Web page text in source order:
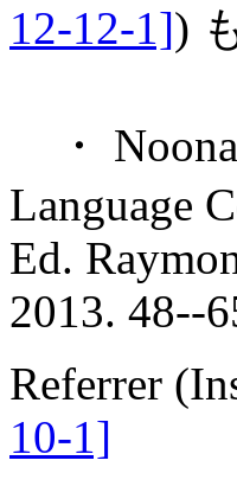
12-12-1])
・
Language
Ed.
2013. 48--
Referrer
10-1]